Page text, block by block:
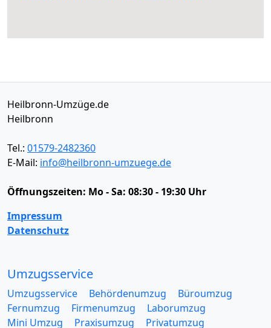
Heilbronn-Umzüge.de
Heilbronn
Tel.: 01579-2482360
E-Mail: info@heilbronn-umzuege.de
Öffnungszeiten: Mo - Sa: 08:30 - 19:30 Uhr
Impressum
Datenschutz
Umzugsservice
Umzugsservice Behördenumzug
Büroumzug
Fernumzug
Firmenumzug
Laborumzug
Mini Umzug
Praxisumzug
Privatumzug